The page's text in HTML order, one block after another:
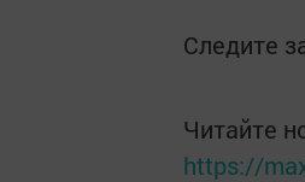
Следите
Читайте
https://